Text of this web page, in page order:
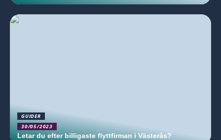
GUIDER
30/05/2023
Letar du efter billigaste flyttfirman i Västerås?